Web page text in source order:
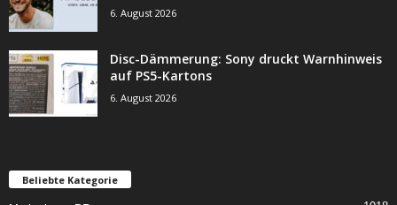
6. August 2026
Disc-Dämmerung: Sony druckt Warnhinweis
auf PS5-Kartons
6. August 2026
Beliebte Kategorie